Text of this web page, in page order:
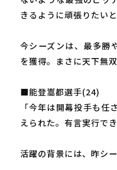
きるように頑張りたいと
今シーズンは、最多勝
を獲得。まさに天下無
■能登嵩都選手(24)
「今年は開幕投手も任
えられた。有言実行で
活躍の背景には、昨シ